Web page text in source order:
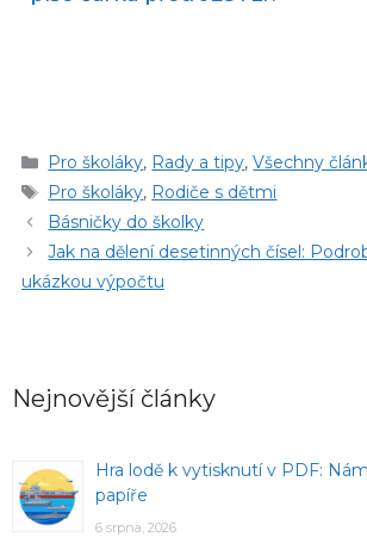
Rubriky
Pro školáky, Rady a tipy,Všechny
Štítky
Pro školáky, Rodiče s dětmi
Básničky do školky
Jak na dělení desetinných čísel:
ukázkou výpočtu
Nejnovější články
Hra lodě k vytisknutí v PDF:
papíře
6 srpna, 2026